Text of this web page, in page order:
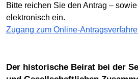
Bitte reichen Sie den Antrag –
elektronisch ein.
Zugang zum Online-
Der historische Beirat bei der